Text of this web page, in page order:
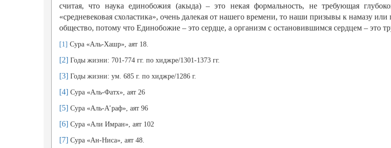
считая, что наука единобожия (акыда) – это некая формальность, не требующая
«средневековая схоластика», очень далекая от нашего времени, то наши призывы к намазу
общество, потому что Единобожие – это сердце, а организм с остановившимся сердцем – это
[1] Сура «Аль-Хашр», аят 18.
[2] Годы жизни: 701-774 гг. по хиджре/1301-1373 гг.
[3] Годы жизни: ум. 685 г. по хиджре/1286 г.
[4] Сура «Аль-Фатх», аят 26
[5] Сура «Аль-А’раф», аят 96
[6] Сура «Али Имран», аят 102
[7] Сура «Ан-Ниса», аят 48.